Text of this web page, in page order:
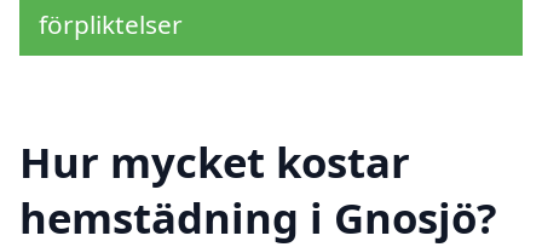
förpliktelser
Hur mycket kostar
hemstädning i Gnosjö?